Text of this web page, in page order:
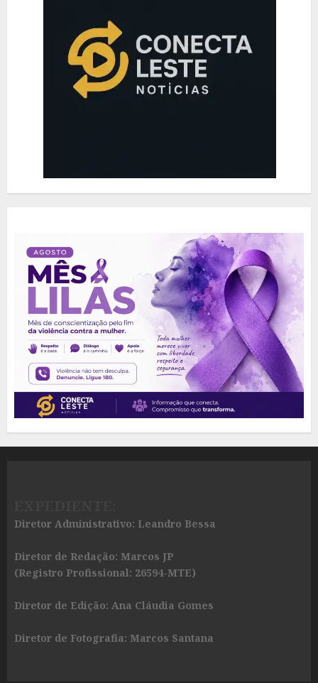
Diretor Administrativo: Leandro Bessa
Diretor de Redação: Marcos JP
(Registro Profissional: 26594-MTE)
Diretor de Edição: Ana Cláudia Gomes
Diretor de Fotografia: Marcos Santana